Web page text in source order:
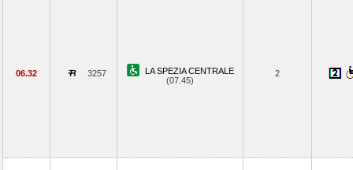
06.32 3257
LA SPEZIA CENTRALE
(07.45)
2